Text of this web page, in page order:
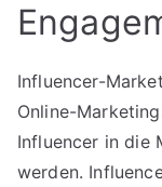
Influencer-
Online-
Influencer in die
werden.